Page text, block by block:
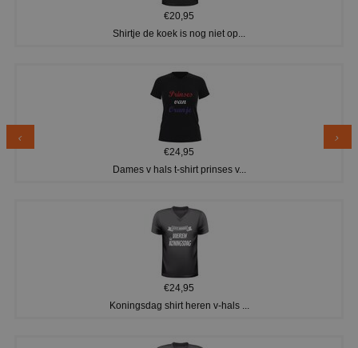
€20,95
Shirtje de koek is nog niet op...
€24,95
Dames v hals t-shirt prinses v...
€24,95
Koningsdag shirt heren v-hals ...